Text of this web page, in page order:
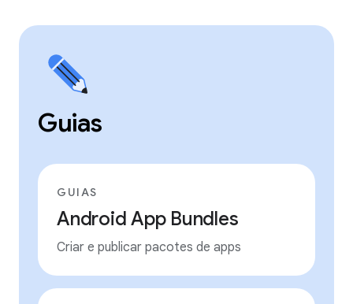
Guias
GUIAS
Android App Bundles
Criar e publicar pacotes de apps